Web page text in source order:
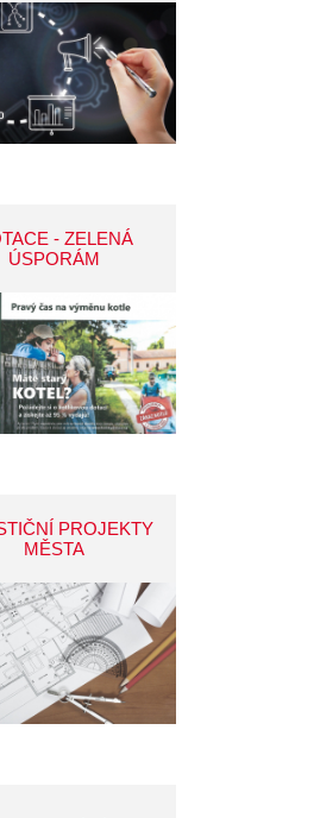
- ZELENÁ
ÚSPORÁM
PROJEKTY
MĚSTA